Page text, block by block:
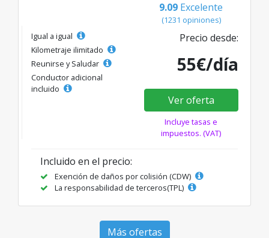
9.09 Excelente
(1231 opiniones)
Igual a igual
Kilometraje ilimitado
Reunirse y Saludar
Conductor adicional
incluido
Precio desde:
55€/día
Ver oferta
Incluye tasas e
impuestos. (VAT)
Incluido en el precio:
Exención de daños por colisión (CDW)
La responsabilidad de terceros(TPL)
Más ofertas